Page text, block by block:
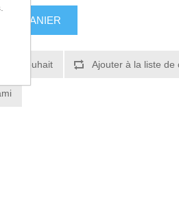
AU PANIER
de souhait Ajouter à la liste de